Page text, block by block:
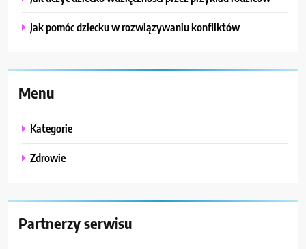
Jak pomóc dziecku w rozwiązywaniu konfliktów
Menu
Kategorie
Zdrowie
Partnerzy serwisu